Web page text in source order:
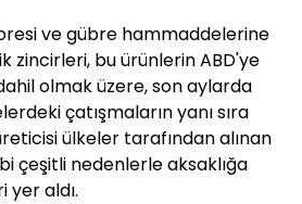
ve gübre hammaddelerine
zincirleri, bu ürünlerin ABD'ye
olmak üzere, son aylarda
çatışmaların yanı sıra
ülkeler tarafından alınan
çeşitli nedenlerle aksaklığa
yer aldı.